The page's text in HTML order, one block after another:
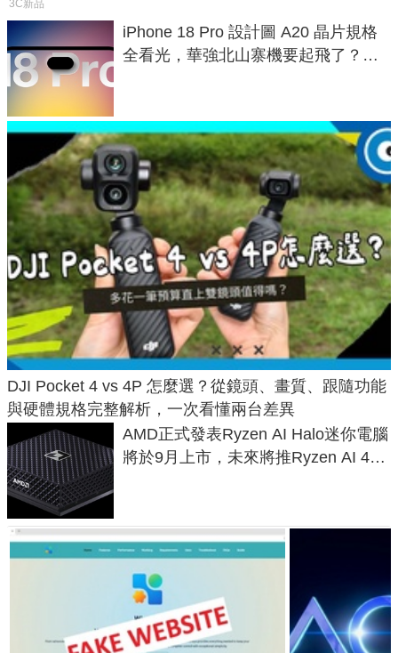
3C新品
iPhone 18 Pro 設計圖 A20 晶片規格
全看光，華強北山寨機要起飛了？專
DJI Pocket 4 vs 4P 怎麼選？從鏡頭、畫質、跟隨功能
與硬體規格完整解析，一次看懂兩台差異
AMD正式發表Ryzen AI Halo迷你電腦
將於9月上市，未來將推Ryzen AI 400